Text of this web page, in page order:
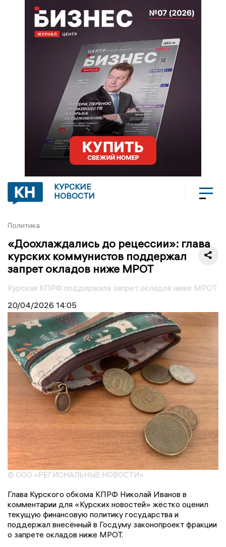
КУРСКИЕ
НОВОСТИ
Политика
«Доохлаждались до рецессии»: глава
курских коммунистов поддержал
запрет окладов ниже МРОТ
Курская КПРФ поддержала запрет окладов ниже МРОТ
20/04/2026 14:05
© ООО «РЕГИОНАЛЬНЫЕ НОВОСТИ»
Глава Курского обкома КПРФ Николай Иванов в
комментарии для «Курских новостей» жёстко оценил
текущую финансовую политику государства и
поддержал внесённый в Госдуму законопроект фракции
о запрете окладов ниже МРОТ.